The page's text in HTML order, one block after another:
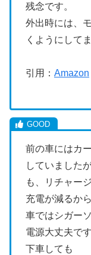
残念です。
外出時には、
くようにしてま
引用： Amazon
前の車にはカ
していました
も、リチャー
充電が減るから
車ではシガー
電源大丈夫です
下車しても